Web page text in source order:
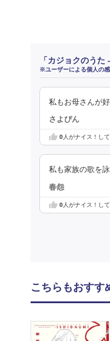
「カジョクのう
※ユーザーによる個人の
私もお母さんが
さよぴん
0人がナイス！し
私も家族の歌を
春怨
0人がナイス！し
こちらもおすす